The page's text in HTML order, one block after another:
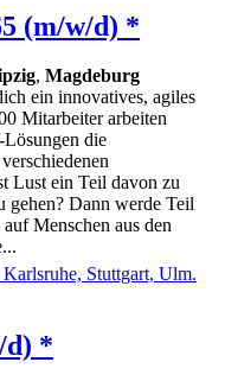
(m/w/d) *
, Magdeburg
ein innovatives, agiles
Mitarbeiter arbeiten
die
Lust ein Teil davon zu
gehen? Dann werde Teil
Menschen aus den
d) *